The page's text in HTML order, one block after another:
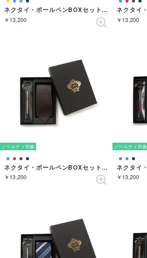
ネクタイ・ボールペンBOXセット ドット （クリーム）
￥13,200 ￥13,200
ノベルティ対象
ネクタイ・ボールペンBOXセット ソリッド （コゲチャ）
￥13,200
ノベルティ対象
￥13,200